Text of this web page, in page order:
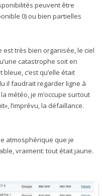
peuvent être
0) ou bien partielles
est très bien organisée, le ciel
catastrophe soit en
bleue, c’est qu’elle était
il faudrait regarder ligne à
météo, je m’occupe surtout
l’imprévu, la défaillance.
atmosphérique que je
vraiment: tout était jaune.